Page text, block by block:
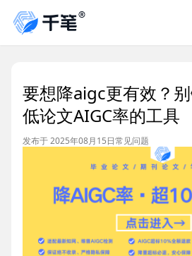
要想降aigc更有效？
低论文AIGC率的工具
发布于 2025年08月15日常见问题